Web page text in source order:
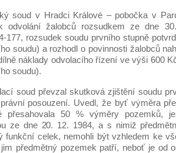
soud v Hradci Králové – pobočka v
odvolání žalobců rozsudkem ze dne
177, rozsudek soudu prvního stupně
soudu) a rozhodl o povinnosti žalobců
náklady odvolacího řízení ve výši 600
soudu).
soud převzal skutková zjištění soudu
posouzení. Uvedl, že byť výměra
přesahovala 50 % výměry pozemků,
ze dne 20. 12. 1984, a s nimiž
funkční celek, nemohli být vzhledem ke
předmětný pozemek patří, neboť je od